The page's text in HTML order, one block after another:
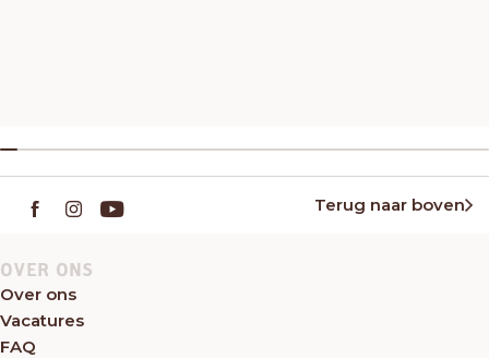
Terug naar boven
OVER ONS
Over ons
Vacatures
FAQ